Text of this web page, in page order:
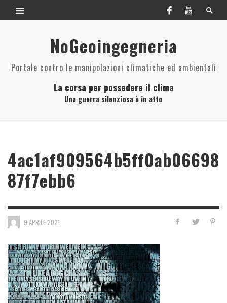
NoGeoingegneria
Portale contro le manipolazioni climatiche ed ambientali
La corsa per possedere il clima
Una guerra silenziosa è in atto
4ac1af909564b5ff0ab06698
87f7ebb6
9 APRILE 2021